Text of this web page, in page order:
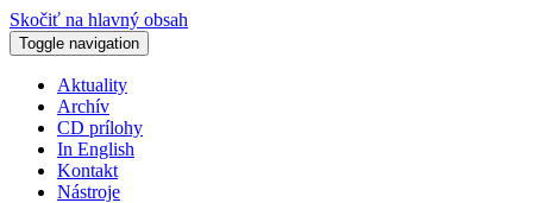
Skočiť na hlavný obsah
Toggle navigation
Aktuality
Archív
CD prílohy
In English
Kontakt
Nástroje